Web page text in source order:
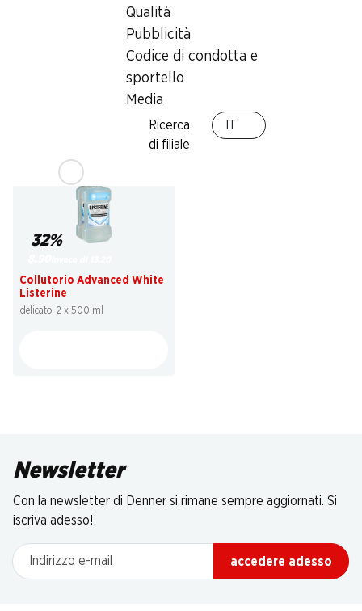
Qualità
Pubblicità
Codice di condotta e
sportello
Media
Ricerca
di filiale
su tutti i prodotti Ceylor
in confezione singola*
* Anche sugli attuali prezzi
altri buoni e sconti speciali.
32%
Collutorio Advanced White
Listerine
delicato, 2 x 500 ml
Newsletter
Con la newsletter di Denner si rimane sempre aggiornati. Si
iscriva adesso!
Indirizzo e-mail
accedere adesso